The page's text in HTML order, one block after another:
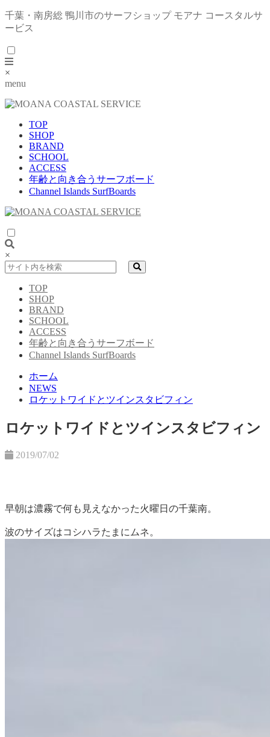
千葉・南房総 鴨川市のサーフショップ モアナ コースタルサ
ービス
×
menu
TOP
SHOP
BRAND
SCHOOL
ACCESS
年齢と向き合うサーフボード
Channel Islands SurfBoards
×
TOP
SHOP
BRAND
SCHOOL
ACCESS
年齢と向き合うサーフボード
Channel Islands SurfBoards
ホーム
NEWS
ロケットワイドとツインスタビフィン
ロケットワイドとツインスタビフィン
2019/07/02
早朝は濃霧で何も見えなかった火曜日の千葉南。
波のサイズはコシハラたまにムネ。